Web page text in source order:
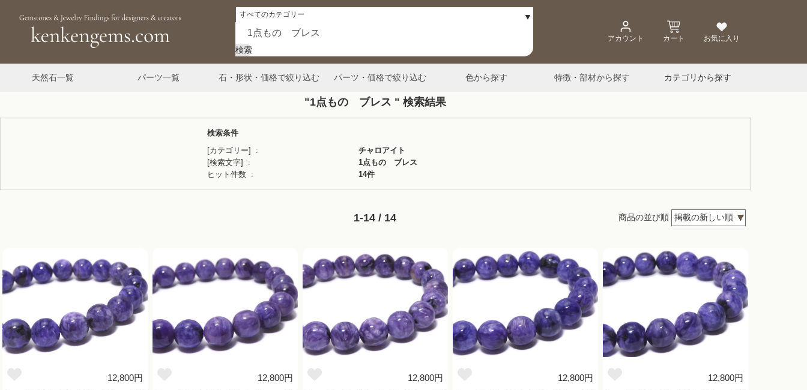
検索
アカウント カート お気に入り
天然石一覧 パーツ一覧 石・形状・価格で絞り込む パーツ・価格で絞り込む 色から探す 特徴・部材から探す カテゴリから探す
"1点もの ブレス " 検索結果
検索条件
[カテゴリー]
チャロアイト
[検索文字]
1点もの ブレス
ヒット件数
14件
商品の並び順
1-14 / 14
12,800円 12,800円 12,800円 12,800円 12,800円